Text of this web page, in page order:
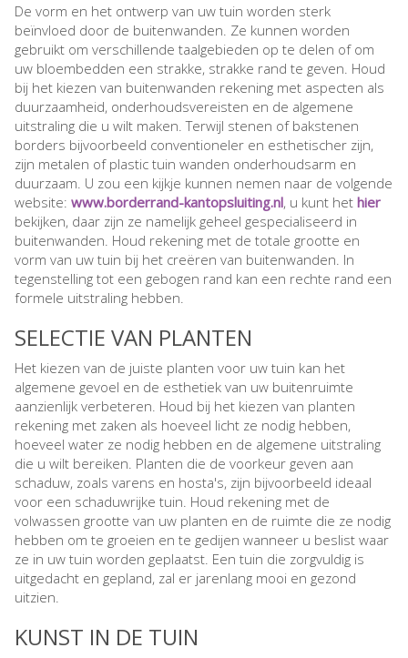
De vorm en het ontwerp van uw tuin worden sterk
beïnvloed door de buitenwanden. Ze kunnen worden
gebruikt om verschillende taalgebieden op te delen of om
uw bloembedden een strakke, strakke rand te geven. Houd
bij het kiezen van buitenwanden rekening met aspecten als
duurzaamheid, onderhoudsvereisten en de algemene
uitstraling die u wilt maken. Terwijl stenen of bakstenen
borders bijvoorbeeld conventioneler en esthetischer zijn,
zijn metalen of plastic tuin wanden onderhoudsarm en
duurzaam. U zou een kijkje kunnen nemen naar de volgende
website: www.borderrand-kantopsluiting.nl, u kunt het hier
bekijken, daar zijn ze namelijk geheel gespecialiseerd in
buitenwanden. Houd rekening met de totale grootte en
vorm van uw tuin bij het creëren van buitenwanden. In
tegenstelling tot een gebogen rand kan een rechte rand een
formele uitstraling hebben.
SELECTIE VAN PLANTEN
Het kiezen van de juiste planten voor uw tuin kan het
algemene gevoel en de esthetiek van uw buitenruimte
aanzienlijk verbeteren. Houd bij het kiezen van planten
rekening met zaken als hoeveel licht ze nodig hebben,
hoeveel water ze nodig hebben en de algemene uitstraling
die u wilt bereiken. Planten die de voorkeur geven aan
schaduw, zoals varens en hosta's, zijn bijvoorbeeld ideaal
voor een schaduwrijke tuin. Houd rekening met de
volwassen grootte van uw planten en de ruimte die ze nodig
hebben om te groeien en te gedijen wanneer u beslist waar
ze in uw tuin worden geplaatst. Een tuin die zorgvuldig is
uitgedacht en gepland, zal er jarenlang mooi en gezond
uitzien.
KUNST IN DE TUIN